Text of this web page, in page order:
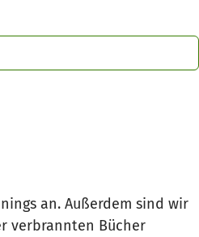
an. Außerdem sind wir
verbrannten Bücher